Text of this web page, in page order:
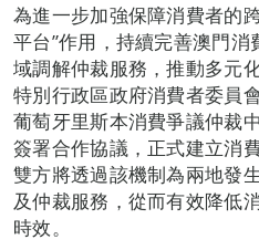
為進一步加強保障消費者的
平台”作用，持續完善澳門
域調解仲裁服務，推動多元
特別行政區政府消費者委員
葡萄牙里斯本消費爭議仲裁
簽署合作協議，正式建立消
雙方將透過該機制為兩地發
及仲裁服務，從而有效降低
時效。